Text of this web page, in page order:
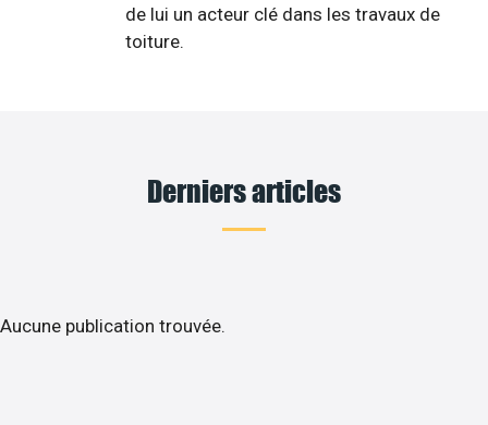
de lui un acteur clé dans les travaux de
toiture.
Derniers articles
Aucune publication trouvée.